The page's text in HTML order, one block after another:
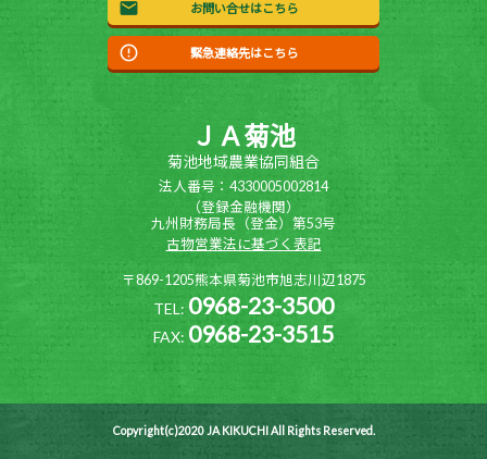
お問い合せはこちら
緊急連絡先はこちら
ＪＡ菊池
菊池地域農業協同組合
法人番号：4330005002814
（登録金融機関）
九州財務局長（登金）第53号
古物営業法に基づく表記
〒869-1205熊本県菊池市旭志川辺1875
TEL: 0968-23-3500
FAX: 0968-23-3515
Copyright(c)2020 JA KIKUCHI All Rights Reserved.